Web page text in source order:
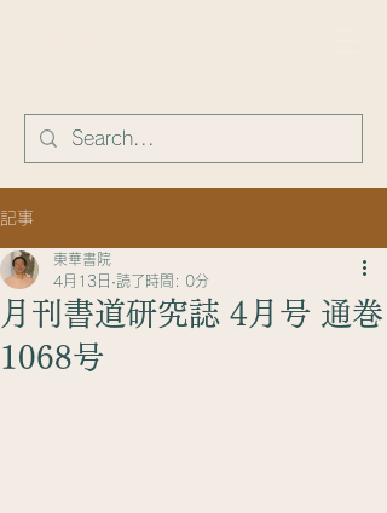
記事
月刊書道研究誌 4月号 通巻
1068号
東華書院
4月13日 読了時間: 0分